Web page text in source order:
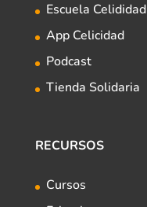
Escuela Celididad
App Celicidad
Podcast
Tienda Solidaria
RECURSOS
Cursos